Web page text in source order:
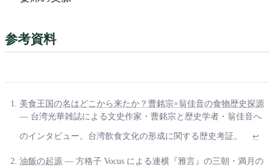
参考資料
美食王国の名はどこから来たか？曹銘宗×翁佳音の食物歴史探源
— 台湾光華雑誌による文史作家・曹銘宗と歴史学者・翁佳音へ
のインタビュー。台湾飲食文化の形成に関する歴史考証。 ↩
油飯の起源 — 方格子 Vocus による連横『雅言』の三朝・満月の